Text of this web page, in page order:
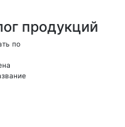
продукций
по